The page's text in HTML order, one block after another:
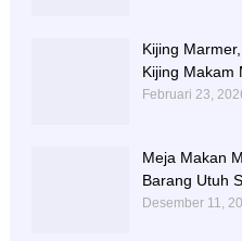
Kijing
Kijing Makam
Februari 23,
Meja Makan
Barang Utuh
Desember 11,